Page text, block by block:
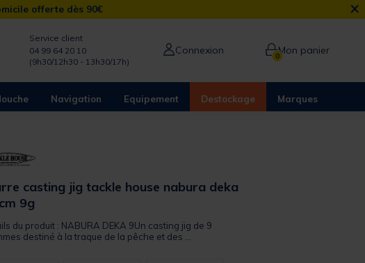
offerte dès 90€ ×
Service client
04 99 64 20 10
(9h30/12h30 - 13h30/17h)
Connexion 0Mon panier
Navigation Equipement Destockage Marques
casting jig tackle house nabura deka
9g
du produit : NABURA DEKA 9Un casting jig de 9
destiné à la traque de la pêche et des ...